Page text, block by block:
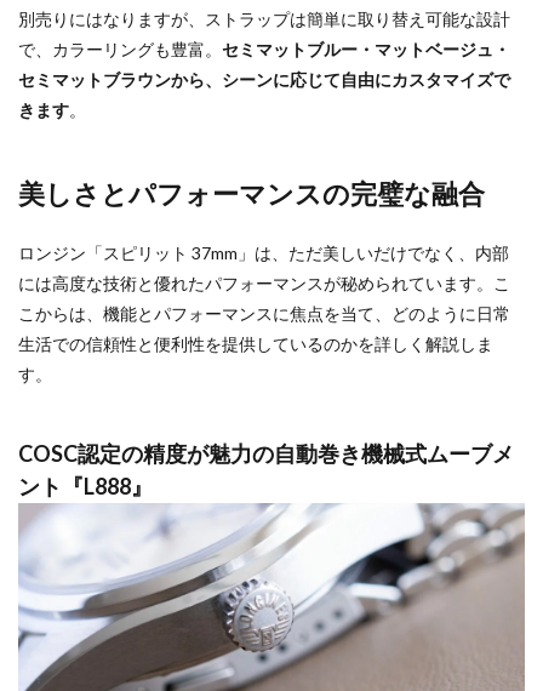
別売りにはなりますが、ストラップは簡単に取り替え可能な設計
で、カラーリングも豊富。 セミマットブルー・マットベージュ・
セミマットブラウンから、シーンに応じて自由にカスタマイズで
きます。
美しさとパフォーマンスの完璧な融合
ロンジン「スピリット 37mm」は、ただ美しいだけでなく、内部
には高度な技術と優れたパフォーマンスが秘められています。こ
こからは、機能とパフォーマンスに焦点を当て、どのように日常
生活での信頼性と便利性を提供しているのかを詳しく解説しま
す。
COSC認定の精度が魅力の自動巻き機械式ムーブメ
ント『L888』